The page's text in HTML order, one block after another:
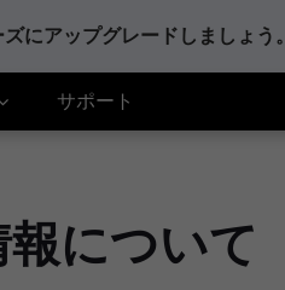
にアップグレードしましょう。
サポート
について